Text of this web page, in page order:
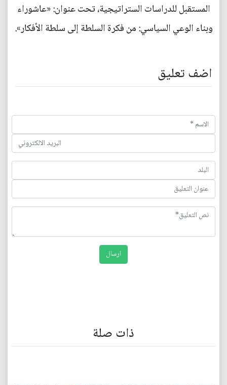
المستقبل للدراسات الستراتيجية، تحت عنوان: «عاشوراء
وبناء الوعي السياسي: من فكرة السلطة إلى سلطة الأفكار».
اضف تعليق
ذات صلة